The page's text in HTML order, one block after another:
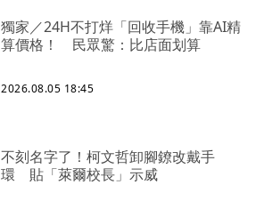
獨家／24H不打烊「回收手機」靠AI精
算價格！ 民眾驚：比店面划算
2026.08.05 18:45
不刻名字了！柯文哲卸腳鐐改戴手
環 貼「萊爾校長」示威